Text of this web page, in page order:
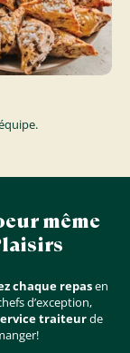
même
chaque repasen
d’exception,
traiteurde